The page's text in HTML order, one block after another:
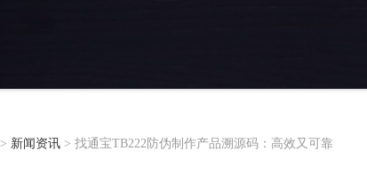
> 新闻资讯 > 找通宝TB222防伪制作产品溯源码：高效又可靠